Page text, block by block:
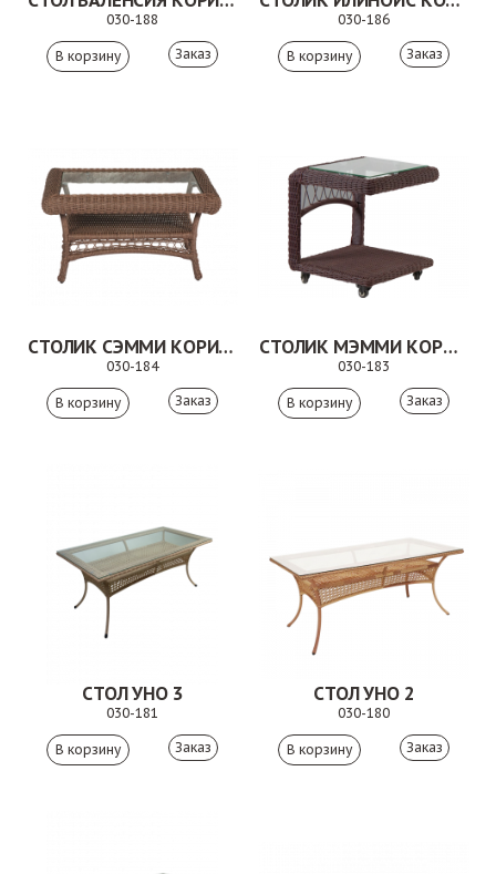
030-188
Заказ
030-186
Заказ
СТОЛИК СЭММИ КОРИЧНЕВЫЙ
030-184
Заказ
СТОЛИК МЭММИ КОРИЧНЕВЫЙ
030-183
Заказ
СТОЛ УНО 3
030-181
Заказ
СТОЛ УНО 2
030-180
Заказ